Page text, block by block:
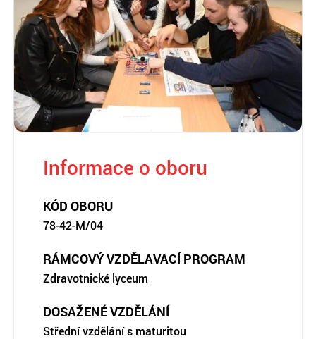
Informace o oboru
KÓD OBORU
78-42-M/04
RÁMCOVÝ VZDĚLAVACÍ PROGRAM
Zdravotnické lyceum
DOSAŽENÉ VZDĚLÁNÍ
Střední vzdělání s maturitou